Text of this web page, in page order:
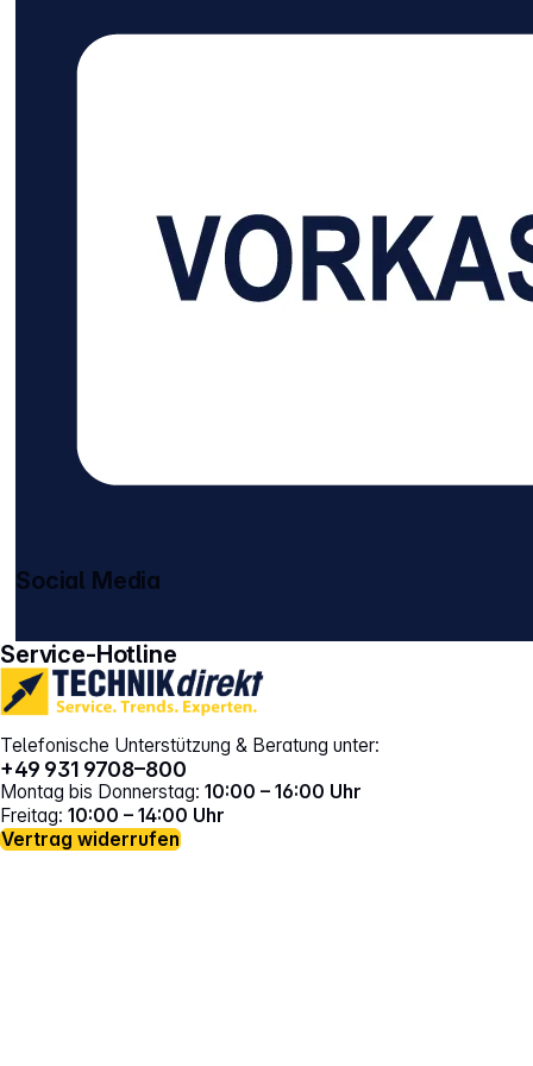
Service-Hotline
Telefonische Unterstützung & Beratung unter:
+49 931 9708–800
Montag bis Donnerstag: 10:00 – 16:00 Uhr
Freitag: 10:00 – 14:00 Uhr
Vertrag widerrufen
Social Media